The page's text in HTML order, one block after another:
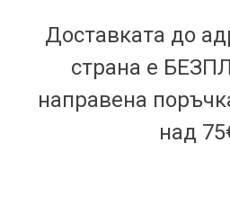
Доставката до
страна е
направена
над